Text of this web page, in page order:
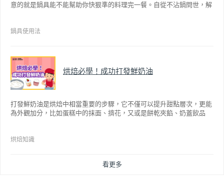
意的就是鍋具能不能幫助你快狠準的料理完一餐。自從不沾鍋問世，解
因此金鑽不沾系列的鍋具，更年年穩居銷售排行榜的前幾名。然而如何
鍋具使用法
烘焙必學！成功打發鮮奶油
打發鮮奶油是烘焙中相當重要的步驟，它不僅可以提升甜點層次，更能
為外觀加分，比如蛋糕中的抹面、擠花，又或是餅乾夾餡、奶蓋飲品
烘焙知識
看更多